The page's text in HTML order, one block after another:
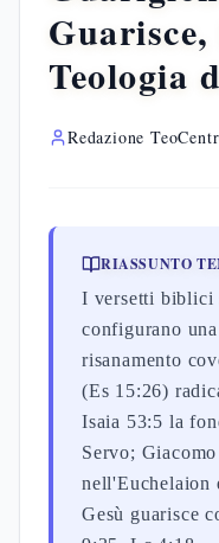
Teologia
Redazione
RIASSUNTO
I versetti biblici
configurano
risanamento
(Es 15:26)
Isaia 53:5 la
Servo;
nell'Euchelaion
Gesù guarisce